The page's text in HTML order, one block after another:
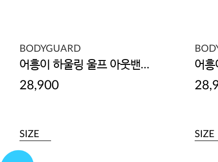
BODYGUARD
어흥이 하울링 울프 아웃밴드 드로즈
28,900
SIZE SIZE